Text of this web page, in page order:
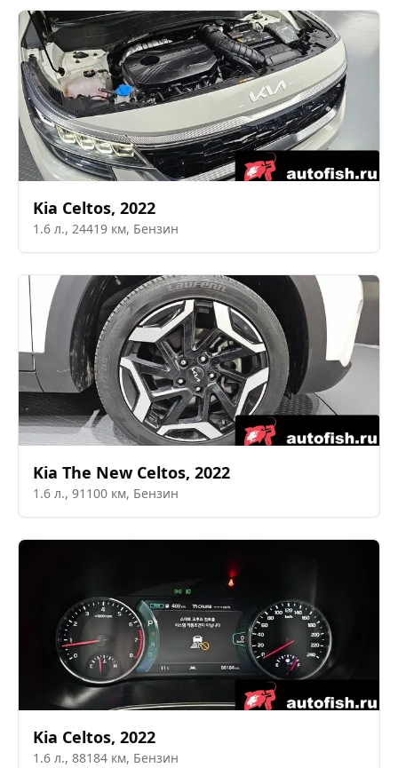
Kia Celtos, 2022
1.6 л., 24419 км, Бензин
Kia The New Celtos, 2022
1.6 л., 91100 км, Бензин
Kia Celtos, 2022
1.6 л., 88184 км, Бензин